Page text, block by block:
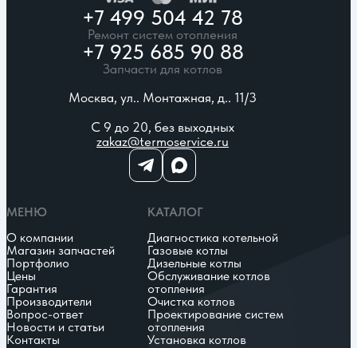
+7 499 504 42 78
Ремонт систем отопления
+7 925 685 90 88
Запчасти для котлов
Москва, ул.. Монтажная, д.. 11/3
С 9 до 20, без выходных
zakaz@termoservice.ru
МЕНЮ
О компании
Магазин запчастей
Портфолио
Цены
Гарантия
Производители
Вопрос-ответ
Новости и статьи
Контакты
КАТАЛОГ
Диагностика котельной
Газовые котлы
Дизельные котлы
Обслуживание котлов
отопления
Очистка котлов
Проектирование систем
отопления
Установка котлов